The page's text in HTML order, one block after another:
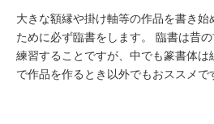
大きな額縁や掛け軸等の作品を書き
ために必ず臨書をします。 臨書は昔
練習することですが、中でも篆書体
で作品を作るとき以外でもおススメで